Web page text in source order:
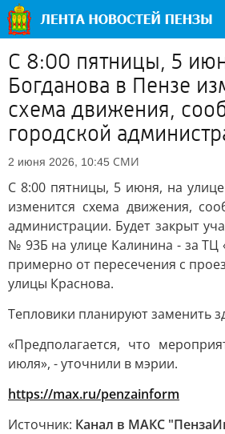
С 8:00 пятницы, 5
Богданова в Пензе
схема движения,
городской
2 июня 2026, 10:45 СМИ
С 8:00 пятницы, 5 июня, на
изменится схема движения,
администрации. Будет закрыт
№ 93Б на улице Калинина - за ТЦ
примерно от пересечения с
улицы Краснова.
Тепловики планируют заменить
«Предполагается, что
июля», - уточнили в мэрии.
https://max.ru/penzainform
Источник: Канал в МАКС